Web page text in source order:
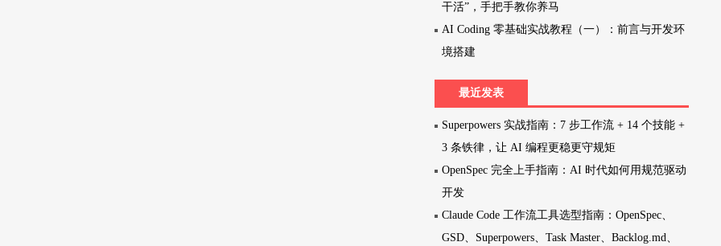
干活”，手把手教你养马
AI Coding 零基础实战教程（一）：前言与开发环
境搭建
最近发表
Superpowers 实战指南：7 步工作流 + 14 个技能 +
3 条铁律，让 AI 编程更稳更守规矩
OpenSpec 完全上手指南：AI 时代如何用规范驱动
开发
Claude Code 工作流工具选型指南：OpenSpec、
GSD、Superpowers、Task Master、Backlog.md、